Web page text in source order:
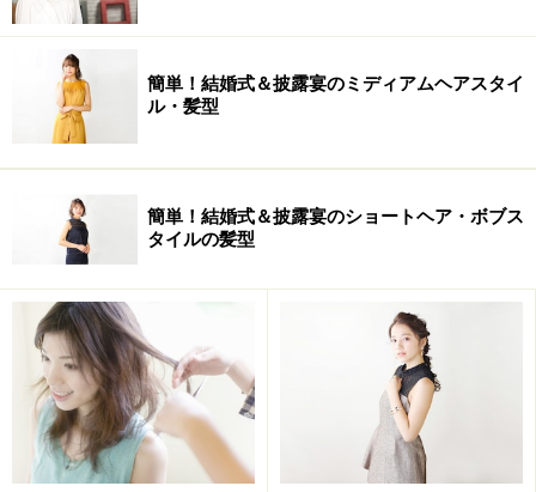
簡単！結婚式＆披露宴のミディアムヘアスタイ
ル・髪型
簡単！結婚式＆披露宴のショートヘア・ボブス
タイルの髪型